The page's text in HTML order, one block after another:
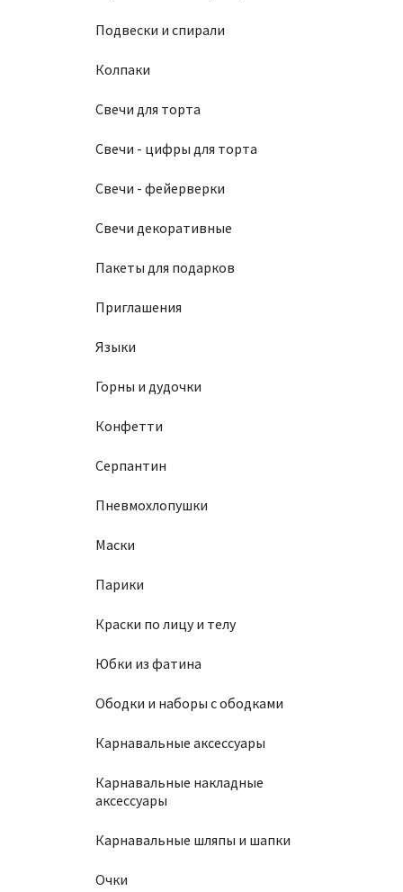
Подвески и спирали
Колпаки
Свечи для торта
Свечи - цифры для торта
Свечи - фейерверки
Свечи декоративные
Пакеты для подарков
Приглашения
Языки
Горны и дудочки
Конфетти
Серпантин
Пневмохлопушки
Маски
Парики
Краски по лицу и телу
Юбки из фатина
Ободки и наборы с ободками
Карнавальные аксессуары
Карнавальные накладные
аксессуары
Карнавальные шляпы и шапки
Очки